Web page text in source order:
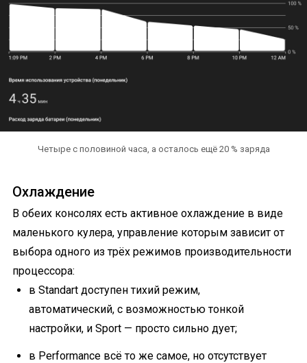
Четыре с половиной часа, а осталось ещё 20 % заряда
Охлаждение
В обеих консолях есть активное охлаждение в виде
маленького кулера, управление которым зависит от
выбора одного из трёх режимов производительности
процессора:
в Standart доступен тихий режим,
автоматический, с возможностью тонкой
настройки, и Sport — просто сильно дует;
в Performance всё то же самое, но отсутствует